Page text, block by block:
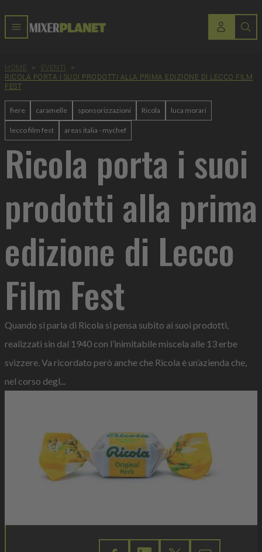
HOME > EVENTI
>
RICOLA PORTA I SUOI PRODOTTI ALLA PRIMA EDIZIONE DI LECCO FILM
FEST
fiere caramelle sponsorizzazioni Ricola luca morari
lecco film fest areas italia - mychef
Ricola porta i suoi
prodotti alla prima
edizione di Lecco
Film Fest
Quando si parla di Ricola si pensa subito ai suoi prodotti,
realizzati sin dal 1940 con l’inimitabile miscela alle 13 erbe
svizzere. Va ricordato però anche che Ricola è un’azienda che,
nel corso degl...